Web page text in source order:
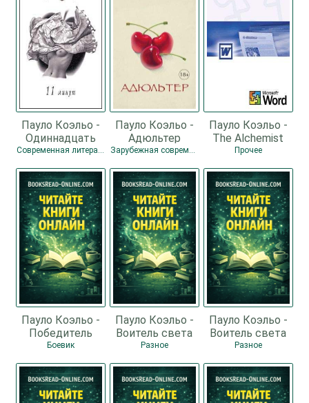
Пауло Коэльо -
Одиннадцать
минут
Современная литература
Пауло Коэльо -
Адюльтер
Зарубежная современная проза
Пауло Коэльо -
The Alchemist
Прочее
Пауло Коэльо -
Победитель
остается один
Боевик
Пауло Коэльо -
Воитель света
Разное
Пауло Коэльо -
Воитель света
Разное